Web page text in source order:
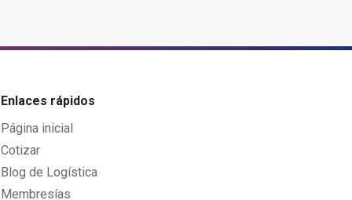
Enlaces rápidos
Página inicial
Cotizar
Blog de Logística
Membresías